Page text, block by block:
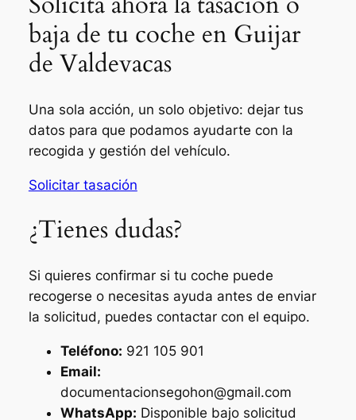
baja de tu coche en Guijar
de Valdevacas
Una sola acción, un solo objetivo: dejar tus
datos para que podamos ayudarte con la
recogida y gestión del vehículo.
Solicitar tasación
¿Tienes dudas?
Si quieres confirmar si tu coche puede
recogerse o necesitas ayuda antes de enviar
la solicitud, puedes contactar con el equipo.
Teléfono: 921 105 901
Email:
documentacionsegohon@gmail.com
WhatsApp: Disponible bajo solicitud